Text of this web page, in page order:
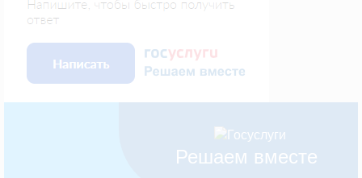
Решаем вместе